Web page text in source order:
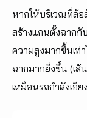
หากให้บริเวณที่ล้
สร้างแกนตั้งฉากกั
ความสูงมากขึ้นเท่
ฉากมากยิ่งขึ้น (เส้
เหมือนรถกำลังเอี